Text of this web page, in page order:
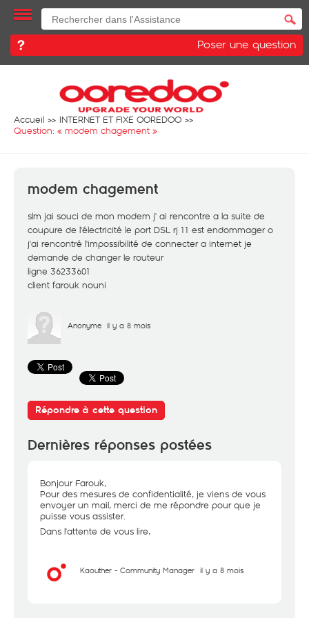
Poser une question
Accueil
INTERNET ET FIXE OOREDOO
Question: « modem chagement »
modem chagement
slm jai souci de mon modem j' ai rencontre a la suite de
coupure de l'électricité le port DSL rj 11 est endommager o
j'ai rencontré l'impossibilité de connecter a internet je
demande de changer le routeur
ligne 36233601
client farouk nouni
Anonyme il y a 8 mois
Répondre à cette question
Dernières réponses postées
Bonjour Farouk,
Pour des mesures de confidentialité, je viens de vous
envoyer un mail, merci de me répondre pour que je
puisse vous assister.
Dans l'attente de vous lire,
Kaouther - Community Manager il y a 8 mois